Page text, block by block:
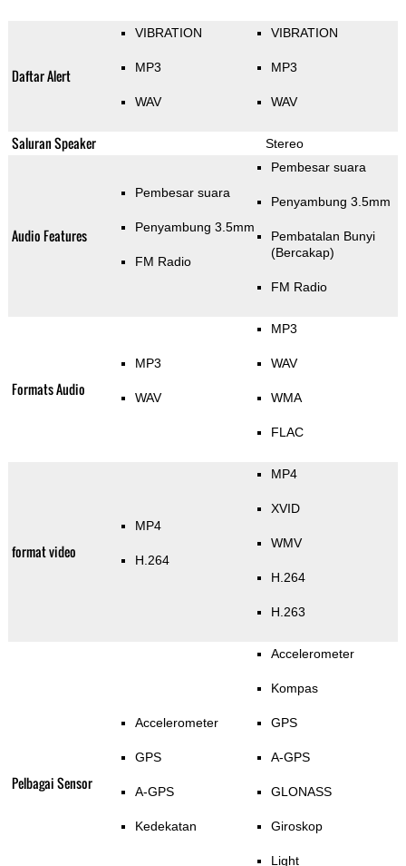
Daftar Alert
VIBRATION
MP3
WAV
VIBRATION
MP3
WAV
Saluran Speaker Stereo
Audio Features
Pembesar suara
Penyambung 3.5mm
FM Radio
Pembesar suara
Penyambung 3.5mm
Pembatalan Bunyi
(Bercakap)
FM Radio
Formats Audio
MP3
WAV
MP3
WAV
WMA
FLAC
format video
MP4
H.264
MP4
XVID
WMV
H.264
H.263
Pelbagai Sensor
Accelerometer
GPS
A-GPS
Kedekatan
Accelerometer
Kompas
GPS
A-GPS
GLONASS
Giroskop
Light